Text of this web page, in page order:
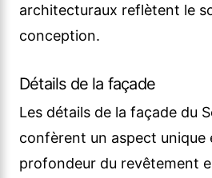
architecturaux reflètent le
conception.
Détails de la façade
Les détails de la façade du
confèrent un aspect unique
profondeur du revêtement